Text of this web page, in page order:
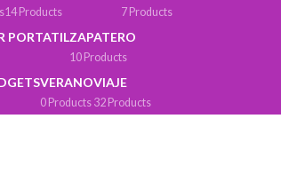
14 Products 7 Products
PORTATILZAPATERO
10 Products
VERANO
0 Products
VIAJE
32 Products